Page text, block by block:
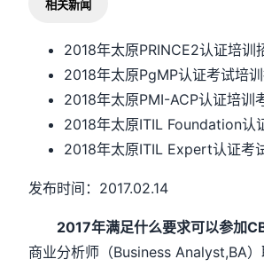
相关新闻
2018年太原PRINCE2认证培训
2018年太原PgMP认证考试培
2018年太原PMI-ACP认证培训
2018年太原ITIL Foundation认
2018年太原ITIL Expert认证考
发布时间：2017.02.14
2017年满足什么要求可以参加
商业分析师（Business Analyst,BA